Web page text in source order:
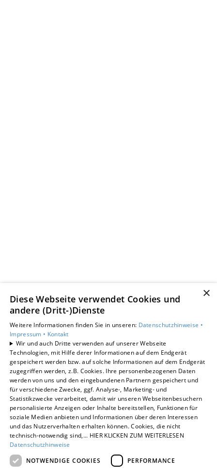
×
Diese Webseite verwendet Cookies und
andere (Dritt-)Dienste
Weitere Informationen finden Sie in unseren: Datenschutzhinweise •
Impressum • Kontakt
Wir und auch Dritte verwenden auf unserer Webseite
Technologien, mit Hilfe derer Informationen auf dem Endgerät
gespeichert werden bzw. auf solche Informationen auf dem Endgerät
zugegriffen werden, z.B. Cookies. Ihre personenbezogenen Daten
werden von uns und den eingebundenen Partnern gespeichert und
für verschiedene Zwecke, ggf. Analyse-, Marketing- und
Statistikzwecke verarbeitet, damit wir unseren Webseitenbesuchern
personalisierte Anzeigen oder Inhalte bereitstellen, Funktionen für
soziale Medien anbieten und Informationen über deren Interessen
und das Nutzerverhalten erhalten können. Cookies, die nicht
technisch-notwendig sind,... HIER KLICKEN ZUM WEITERLESEN
Datenschutzhinweise
NOTWENDIGE COOKIES
PERFORMANCE